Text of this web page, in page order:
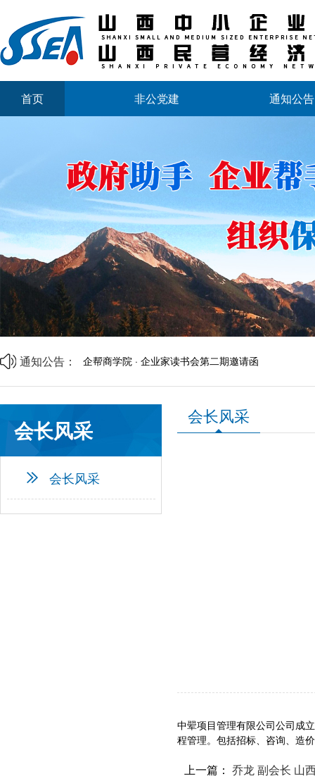
首页 非公党建 通知公告
通知公告：
山西省中小企业发展促进会2026年劳动节放假通知
山西省中小企业发展促进会财税专业委员会成立大会
商事调解理论与实务研讨会邀请函
中央宣传部、司法部、全国普法办部署开展第六个“
企帮商学院 · 企业家读书会第二期邀请函
山西省中小企业发展促进会财税专业委员会成立大会
会长风采
会长风采
会长风采
中翚项目管理有限公司公司成
程管理。包括招标、咨询、造
上一篇： 乔龙 副会长 山